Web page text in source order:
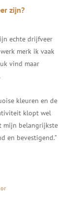
zijn?
echte drijfveer
merk ik vaak
vind maar
kleuren en de
klopt wel
mijn belangrijkste
en bevestigend."